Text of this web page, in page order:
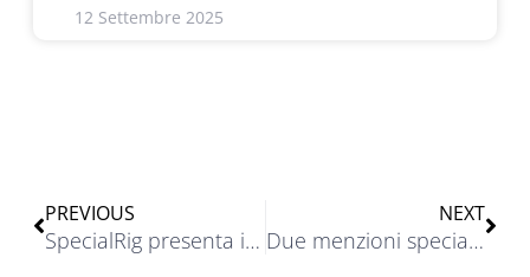
12 Settembre 2025
PREVIOUS
SpecialRig presenta i nuovi Triggersnap Snap Shackles di Ronstan
NEXT
Due menzioni speciali per Karver ai Dame Award 2022